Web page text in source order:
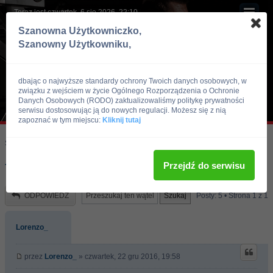
Teraz jest czwartek, 6 sie 2026, 22:10
Skocz do:
Tlumacz wloskiego...
ODPOWIEDZ Posty: 5 • Strona 1 z 1
Lorenzo_
przez Lorenzo_ » czwartek, 22 gru 2016, 19:58
Szanowna Użytkowniczko,
Szanowny Użytkowniku,
dbając o najwyższe standardy ochrony Twoich danych osobowych, w
związku z wejściem w życie Ogólnego Rozporządzenia o Ochronie
Danych Osobowych (RODO) zaktualizowaliśmy politykę prywatności
serwisu dostosowując ją do nowych regulacji. Możesz się z nią
zapoznać w tym miejscu: Kliknij tutaj
Przejdź do serwisu